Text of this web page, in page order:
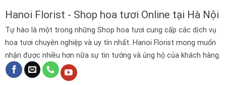
Hanoi Florist - Shop hoa tươi Online tại Hà Nội
Tự hào là một trong những Shop hoa tươi cung cấp các dịch vụ
hoa tươi chuyên nghiệp và uy tín nhất. Hanoi Florist mong muốn
nhận được nhiều hơn nữa sự tin tưởng và ủng hộ của khách hàng.